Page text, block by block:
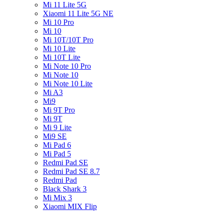
Mi 11 Lite 5G
Xiaomi 11 Lite 5G NE
Mi 10 Pro
Mi 10
Mi 10T/10T Pro
Mi 10 Lite
Mi 10T Lite
Mi Note 10 Pro
Mi Note 10
Mi Note 10 Lite
Mi A3
Mi9
Mi 9T Pro
Mi 9T
Mi 9 Lite
Mi9 SE
Mi Pad 6
Mi Pad 5
Redmi Pad SE
Redmi Pad SE 8.7
Redmi Pad
Black Shark 3
Mi Mix 3
Xiaomi MIX Flip